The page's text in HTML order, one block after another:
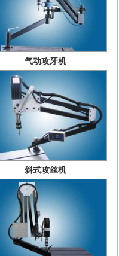
气动攻牙机
斜式攻丝机